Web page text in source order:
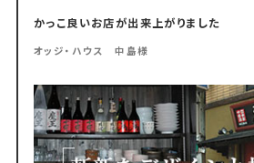
かっこ良いお店が出来上がりました
オッジ・ハウス 中島様